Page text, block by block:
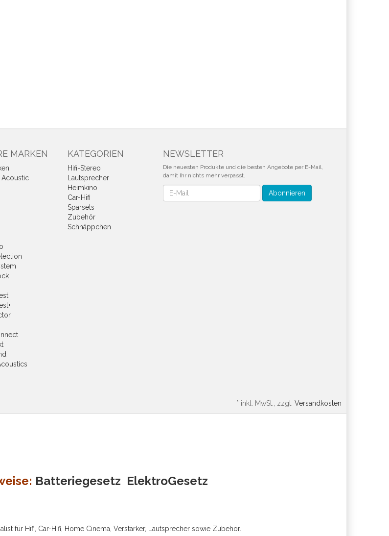
MARKEN
Acoustic
KATEGORIEN
Hifi-Stereo
Lautsprecher
Heimkino
Car-Hifi
Sparsets
Zubehör
Schnäppchen
NEWSLETTER
Die neuesten Produkte und die besten Angebote per E-Mail,
damit Ihr nichts mehr verpasst.
Newsletter Abonnieren
* inkl. MwSt., zzgl. Versandkosten
Batteriegesetz ElektroGesetz
für Hifi, Car-Hifi, Home Cinema, Verstärker, Lautsprecher sowie Zubehör.